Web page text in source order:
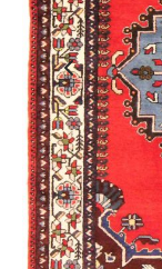
Teppich
Teppich
Design